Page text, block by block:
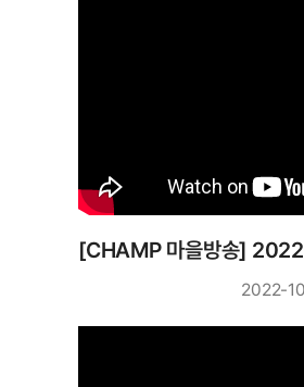
[CHAMP 마을방송]
2022-